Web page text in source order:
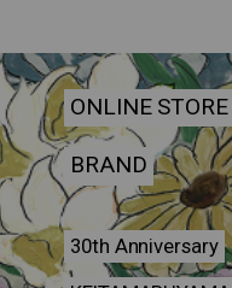
ONLINE STORE
BRAND
30th Anniversary